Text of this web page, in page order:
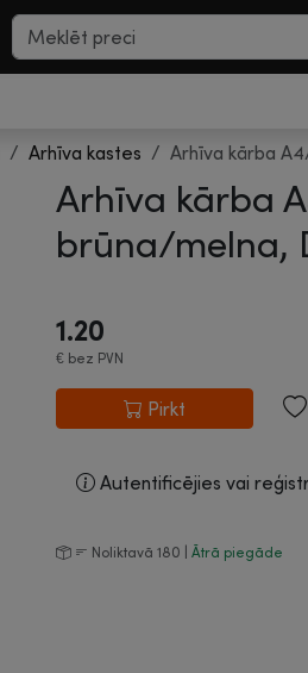
Arhīva kastes Arhīva kārba
Arhīva kārba
brūna/melna,
1.20
€ bez PVN
Pirkt
Autentificējies vai
Noliktavā 180 | Ātrā piegāde